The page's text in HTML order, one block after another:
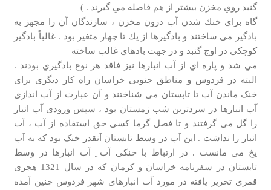
گنبد روي مخزن بيشتر از هم فاصله مي گيرند . )
گاه براي خنك شدن آب درون مخزن ، سازندگان آن را مجهز به
بادگير می ساختند و بادگيرها از يك تا چهار متغير بود . غالباً بادگير
كوچكي در اوج گنبد و در جهت بادهاي غالب ساخته
مي شد و پاره اي از آب انبارها نيز فاقد هر نوع بادگيري بودند .
البته در فردوس و مناطق جنوبی خراسان راه کار دیگری برای
خنک ماندن آب تا تابستان می شناختند و آن عبارت از آب اندازی
آب انبارها در سردترین شب زمستان بود ، سپس ورودی آب انبار
را گل می گرفتند و تا فصل گرما کسی حق استفاده از آب ، آب
انبار را نداشت . این آب در وسط تابستان آنقدر خنک بود که به آب
یخ می مانست . در ارتباط با خنکی آب ِ آب انبارها در وسط
تابستان در سفرنامه خراسان و کرمان که در سال 1321 هجری
قمری تحریر یافته در مورد آب انبارهای شهر فردوس چنین آمده